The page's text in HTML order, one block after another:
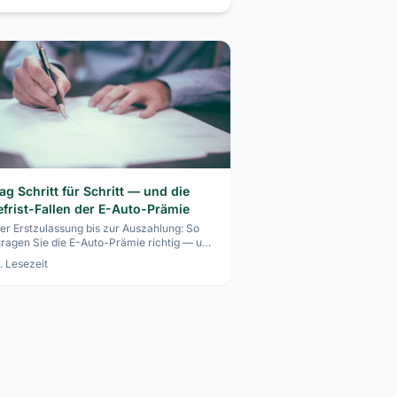
Schritt für Schritt — und die
Fallen der E-Auto-Prämie
Erstzulassung bis zur Auszahlung: So
Sie die E-Auto-Prämie richtig — und
die häufigsten Fehler rund um die
Haltefrist.
Lesezeit